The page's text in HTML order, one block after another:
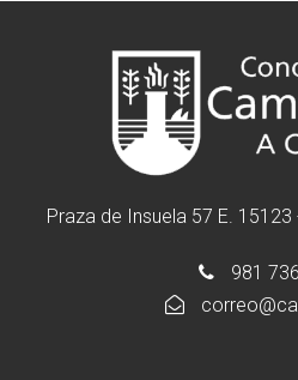
Praza de Insuela 57 E. 15123
981